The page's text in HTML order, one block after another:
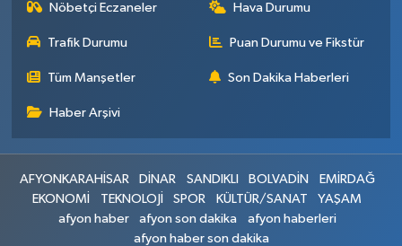
Nöbetçi Eczaneler Hava Durumu
Trafik Durumu Puan Durumu ve Fikstür
Tüm Manşetler Son Dakika Haberleri
Haber Arşivi
AFYONKARAHİSAR DİNAR SANDIKLI BOLVADİN
EMİRDAĞ
EKONOMİ
TEKNOLOJİ SPOR KÜLTÜR/SANAT
YAŞAM
afyon haber
afyon son dakika
afyon haberleri
afyon haber son dakika